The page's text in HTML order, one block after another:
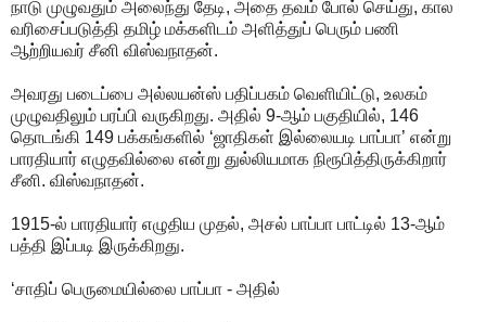
நாடு முழுவதும் அலைந்து தேடி, அதை தவம் போல் செய்து, கால
வரிசைப்படுத்தி தமிழ் மக்களிடம் அளித்துப் பெரும் பணி
ஆற்றியவர் சீனி விஸ்வநாதன்.
அவரது படைப்பை அல்லயன்ஸ் பதிப்பகம் வெளியிட்டு, உலகம்
முழுவதிலும் பரப்பி வருகிறது. அதில் 9-ஆம் பகுதியில், 146
தொடங்கி 149 பக்கங்களில் ‘ஜாதிகள் இல்லையடி பாப்பா’ என்று
பாரதியார் எழுதவில்லை என்று துல்லியமாக நிரூபித்திருக்கிறார்
சீனி. விஸ்வநாதன்.
1915-ல் பாரதியார் எழுதிய முதல், அசல் பாப்பா பாட்டில் 13-ஆம்
பத்தி இப்படி இருக்கிறது.
‘சாதிப் பெருமையில்லை பாப்பா - அதில்